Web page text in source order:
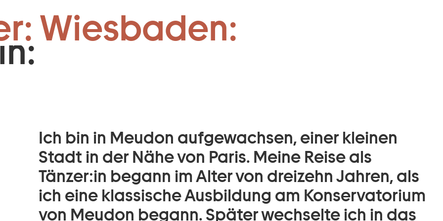
Zum Footer springen
Wiesbaden:
Ich bin in Meudon aufgewachsen, einer kleinen
Stadt in der Nähe von Paris. Meine Reise als
Tänzer:in begann im Alter von dreizehn Jahren, als
ich eine klassische Ausbildung am Konservatorium
von Meudon begann. Später wechselte ich in das